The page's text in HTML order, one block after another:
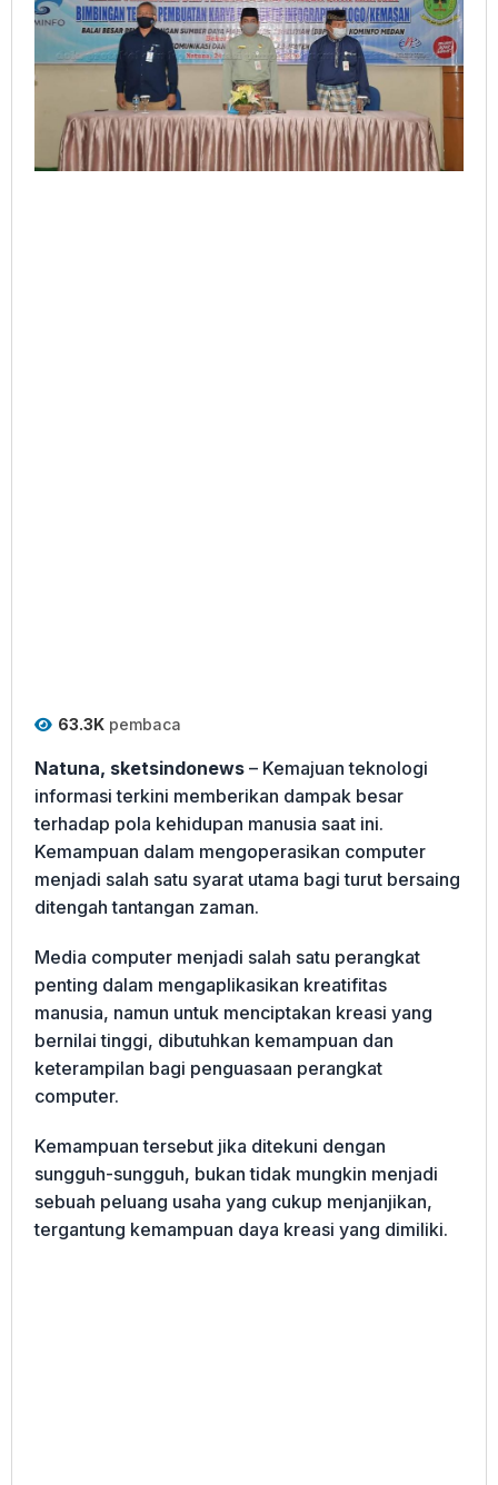
63.3K pembaca
Natuna, sketsindonews – Kemajuan teknologi
informasi terkini memberikan dampak besar
terhadap pola kehidupan manusia saat ini.
Kemampuan dalam mengoperasikan computer
menjadi salah satu syarat utama bagi turut bersaing
ditengah tantangan zaman.
Media computer menjadi salah satu perangkat
penting dalam mengaplikasikan kreatifitas
manusia, namun untuk menciptakan kreasi yang
bernilai tinggi, dibutuhkan kemampuan dan
keterampilan bagi penguasaan perangkat
computer.
Kemampuan tersebut jika ditekuni dengan
sungguh-sungguh, bukan tidak mungkin menjadi
sebuah peluang usaha yang cukup menjanjikan,
tergantung kemampuan daya kreasi yang dimiliki.